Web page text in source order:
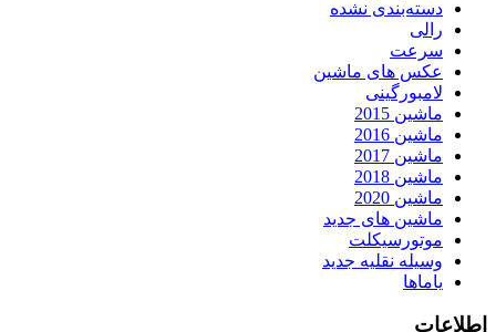
دسته‌بندی نشده
رالی
سرعت
عکس های ماشین
لامبورگینی
ماشین 2015
ماشین 2016
ماشین 2017
ماشین 2018
ماشین 2020
ماشین های جدید
موتورسیکلت
وسیله نقلیه جدید
یاماها
اطلاعات